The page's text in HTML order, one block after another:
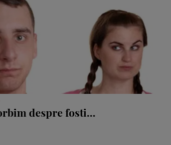
despre fosti…